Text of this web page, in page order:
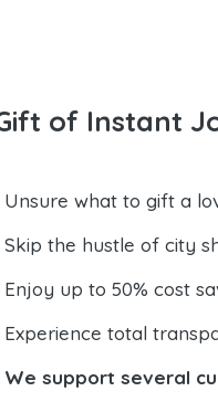
of Instant
Unsure what to gift a
Skip the hustle of city
Enjoy up to 50% cost
Experience total
We support several